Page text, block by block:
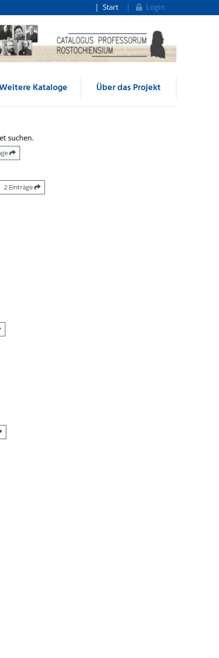
Start Login
Kataloge Über das Projekt
suchen.
2 Einträge